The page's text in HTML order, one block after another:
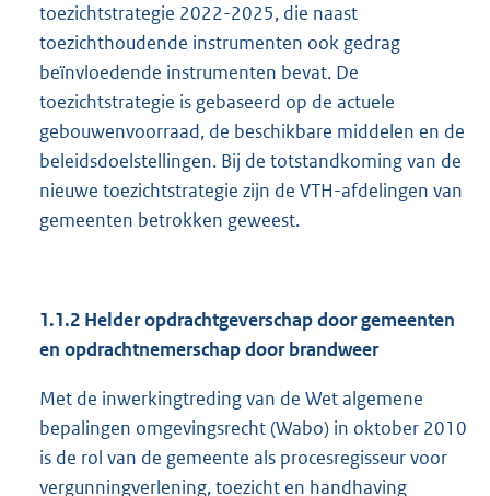
toezichtstrategie 2022-2025, die naast
toezichthoudende instrumenten ook gedrag
beïnvloedende instrumenten bevat. De
toezichtstrategie is gebaseerd op de actuele
gebouwenvoorraad, de beschikbare middelen en de
beleidsdoelstellingen. Bij de totstandkoming van de
nieuwe toezichtstrategie zijn de VTH-afdelingen van
gemeenten betrokken geweest.
1.1.2 Helder opdrachtgeverschap door gemeenten
en opdrachtnemerschap door brandweer
Met de inwerkingtreding van de Wet algemene
bepalingen omgevingsrecht (Wabo) in oktober 2010
is de rol van de gemeente als procesregisseur voor
vergunningverlening, toezicht en handhaving